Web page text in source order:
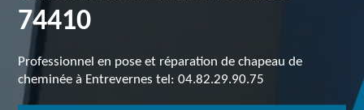
74410
Professionnel en pose et réparation de chapeau de
cheminée à Entrevernes tel: 04.82.29.90.75